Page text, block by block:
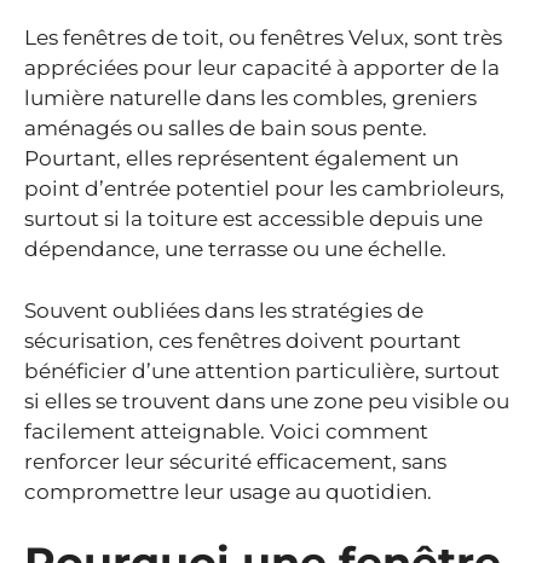
Les fenêtres de toit, ou fenêtres Velux, sont très
appréciées pour leur capacité à apporter de la
lumière naturelle dans les combles, greniers
aménagés ou salles de bain sous pente.
Pourtant, elles représentent également un
point d’entrée potentiel pour les cambrioleurs,
surtout si la toiture est accessible depuis une
dépendance, une terrasse ou une échelle.
Souvent oubliées dans les stratégies de
sécurisation, ces fenêtres doivent pourtant
bénéficier d’une attention particulière, surtout
si elles se trouvent dans une zone peu visible ou
facilement atteignable. Voici comment
renforcer leur sécurité efficacement, sans
compromettre leur usage au quotidien.